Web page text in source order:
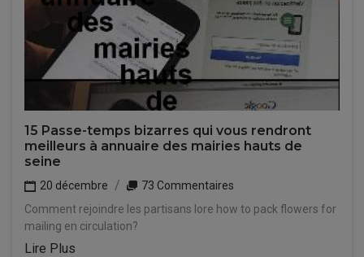
15 Passe-temps bizarres qui vous rendront
meilleurs à annuaire des mairies hauts de
seine
20 décembre
73 Commentaires
Comment rejoindre les partisans lore how to pack flowers for
mailing en circulation?
Lire Plus